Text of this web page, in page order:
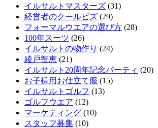
イルサルトマスターズ (31)
経営者のクールビズ (29)
フォーマルウエアの選び方 (28)
100年スーツ (26)
イルサルトの物作り (24)
綾戸智恵 (21)
イルサルト20周年記念パーティ (20)
お子様用お仕立て服 (15)
イルサルトゴルフ (13)
ゴルフウエア (12)
マーケティング (10)
スタッフ募集 (10)